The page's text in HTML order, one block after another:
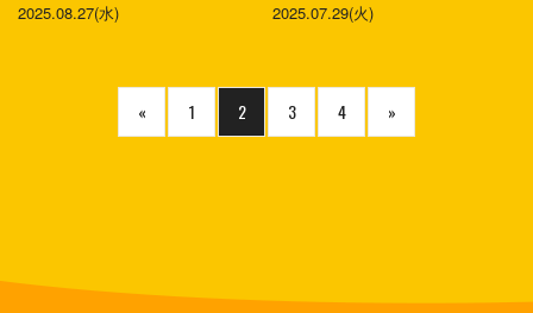
2025.08.27(水) 2025.07.29(火)
« 1 2 3 4 »